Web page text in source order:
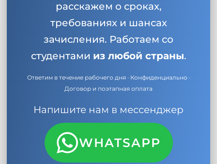
расскажем о сроках,
требованиях и шансах
зачисления. Работаем со
студентами из любой страны.
Ответим в течение рабочего дня · Конфиденциально ·
Договор и поэтапная оплата
Напишите нам в мессенджер
WHATSAPP